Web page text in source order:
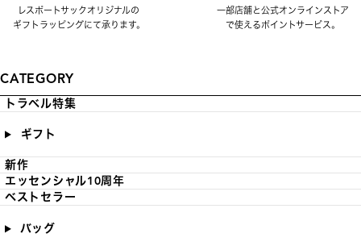
レスポートサックオリジナルの
ギフトラッピングにて承ります。
一部店舗と公式オンラインストア
で使えるポイントサービス。
CATEGORY
トラベル特集
ギフト
新作
エッセンシャル10周年
ベストセラー
バッグ